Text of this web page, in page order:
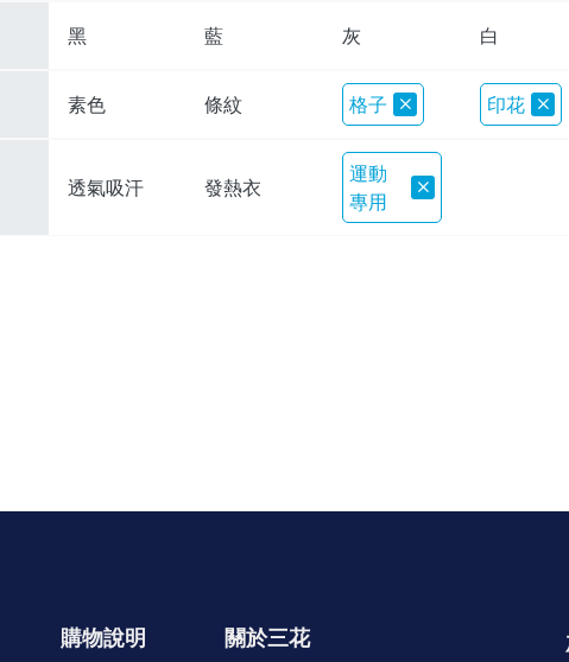
黑 藍 灰 白
素色 條紋 格子 印花
透氣吸汗 發熱衣
運動
專用
購物說明 關於三花